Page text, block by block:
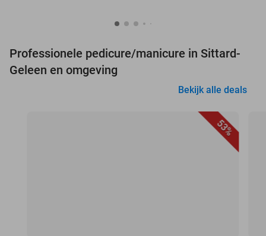
Professionele pedicure/manicure in Sittard-
Geleen en omgeving
Bekijk alle deals
53%